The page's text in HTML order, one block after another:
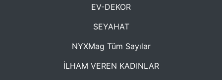
EV-DEKOR
SEYAHAT
NYXMag Tüm Sayılar
İLHAM VEREN KADINLAR